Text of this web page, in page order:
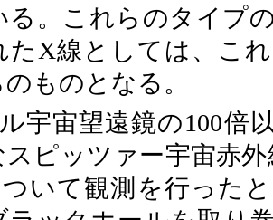
る。これらのタイプ
たX線としては、こ
ものとなる。
宇宙望遠鏡の100倍
スピッツァー宇宙赤
いて観測を行った